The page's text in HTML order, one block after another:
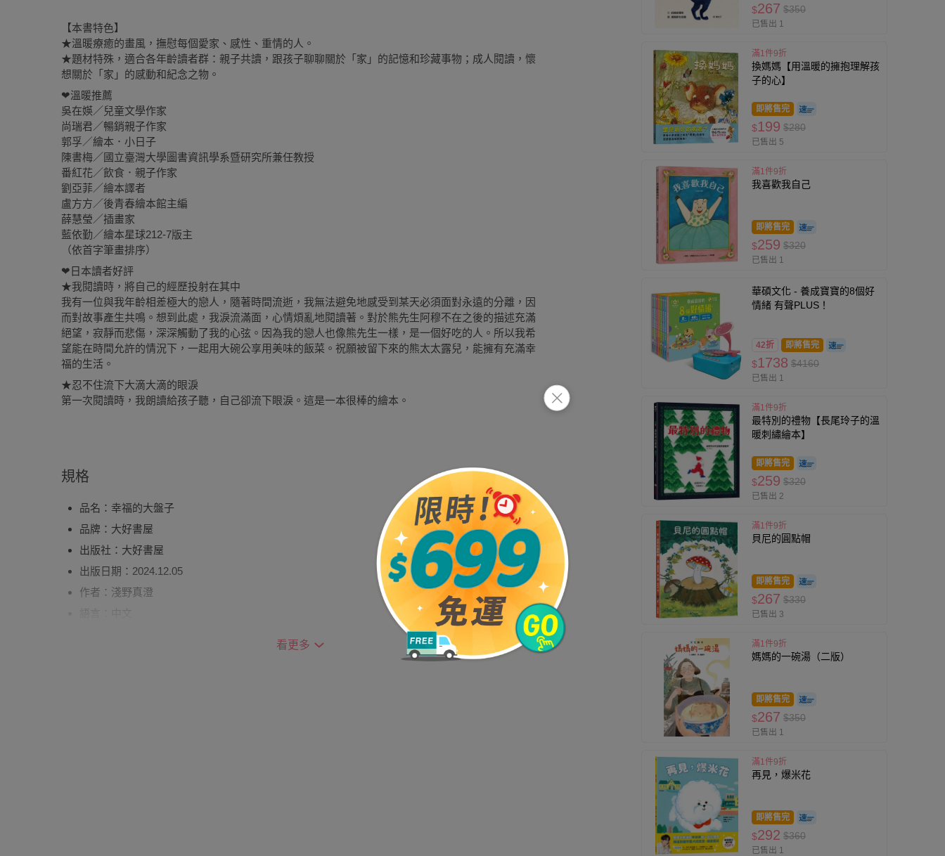
【本書特色】
★溫暖療癒的畫風，撫慰每個愛家、感性、重情的人。
★題材特殊，適合各年齡讀者群：親子共讀，跟孩子聊聊關於「家」的記憶和珍藏事物；成人閱讀，懷
想關於「家」的感動和紀念之物。
❤溫暖推薦
吳在媖／兒童文學作家
尚瑞君／暢銷親子作家
郭孚／繪本．小日子
陳書梅／國立臺灣大學圖書資訊學系暨研究所兼任教授
番紅花／飲食．親子作家
劉亞菲／繪本譯者
盧方方／後青春繪本館主編
薛慧瑩／插畫家
藍依勤／繪本星球212-7版主
（依首字筆畫排序）
❤日本讀者好評
★我閱讀時，將自己的經歷投射在其中
我有一位與我年齡相差極大的戀人，隨著時間流逝，我無法避免地感受到某天必須面對永遠的分離，因
而對故事產生共鳴。想到此處，我淚流滿面，心情煩亂地閱讀著。對於熊先生阿穆不在之後的描述充滿
絕望，寂靜而悲傷，深深觸動了我的心弦。因為我的戀人也像熊先生一樣，是一個好吃的人。所以我希
望能在時間允許的情況下，一起用大碗公享用美味的飯菜。祝願被留下來的熊太太露兒，能擁有充滿幸
福的生活。
★忍不住流下大滴大滴的眼淚
第一次閱讀時，我朗讀給孩子聽，自己卻流下眼淚。這是一本很棒的繪本。
規格
品名：幸福的大盤子
品牌：大好書屋
出版社：大好書屋
出版日期：2024.12.05
作者：淺野真澄
看更多
$267 $350
已售出 1
滿1件9折
換媽媽【用溫暖的擁抱理解孩
子的心】
即將售完
$199 $280
已售出 5
滿1件9折
我喜歡我自己
即將售完
$259 $320
已售出 1
華碩文化 - 養成寶寶的8個好
情緒 有聲PLUS！
42折 即將售完
$1738 $4160
已售出 1
滿1件9折
最特別的禮物【長尾玲子的溫
暖刺繡繪本】
即將售完
$259 $320
已售出 2
滿1件9折
貝尼的圓點帽
即將售完
$267 $330
已售出 3
滿1件9折
媽媽的一碗湯（二版）
即將售完
$267 $350
已售出 1
滿1件9折
再見，爆米花
即將售完
$292 $360
已售出 1